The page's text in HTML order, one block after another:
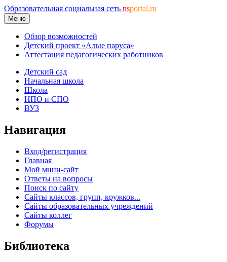
Образовательная социальная сеть nsportal.ru
Меню
Обзор возможностей
Детский проект «Алые паруса»
Аттестация педагогических работников
Детский сад
Начальная школа
Школа
НПО и СПО
ВУЗ
Навигация
Вход/регистрация
Главная
Мой мини-сайт
Ответы на вопросы
Поиск по сайту
Сайты классов, групп, кружков...
Сайты образовательных учреждений
Сайты коллег
Форумы
Библиотека